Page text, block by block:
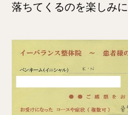
落ちてくるのを楽しみに